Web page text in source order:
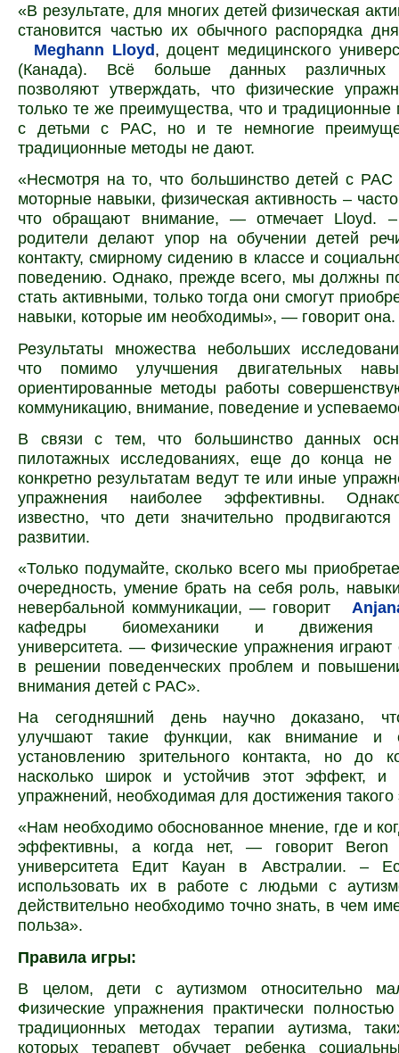
«В результате, для многих детей физическая
становится частью их обычного распорядка
Meghann Lloyd,доцент медицинского
(Канада). Всё больше данных различных
позволяют утверждать, что физические
только те же преимущества, что и
с детьми с РАС, но и те немногие
традиционные методы не дают.
«Несмотря на то, что большинство детей с
моторные навыки, физическая активность –
что обращают внимание, — отмечает Lloyd. –
родители делают упор на обучении детей
контакту, смирному сидению в классе и
поведению. Однако, прежде всего, мы должны
стать активными, только тогда они смогут
навыки, которые им необходимы», — говорит она.
Результаты множества небольших
что помимо улучшения двигательных
ориентированные методы работы
коммуникацию, внимание, поведение и
В связи с тем, что большинство данных
пилотажных исследованиях, еще до конца
конкретно результатам ведут те или иные
упражнения наиболее эффективны.
известно, что дети значительно
развитии.
«Только подумайте, сколько всего мы
очередность, умение брать на себя роль,
невербальной коммуникации, — говорит
кафедры биомеханики и движения
университета. — Физические упражнения
в решении поведенческих проблем и
внимания детей с РАС».
На сегодняшний день научно доказано,
улучшают такие функции, как внимание и
установлению зрительного контакта, но до
насколько широк и устойчив этот эффект, и
упражнений, необходимая для достижения
«Нам необходимо обоснованное мнение, где и
эффективны, а когда нет, — говорит Beron
университета Едит Кауан в Австралии. –
использовать их в работе с людьми с
действительно необходимо точно знать, в чем
польза».
Правила игры:
В целом, дети с аутизмом относительно
Физические упражнения практически
традиционных методах терапии аутизма,
которых терапевт обучает ребенка